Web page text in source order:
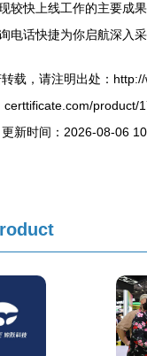
较快上线工作的主要成
电话快捷为你启航深入采
载，请注明出处：
certtificate.com/product/
更新时间：2026-08-06